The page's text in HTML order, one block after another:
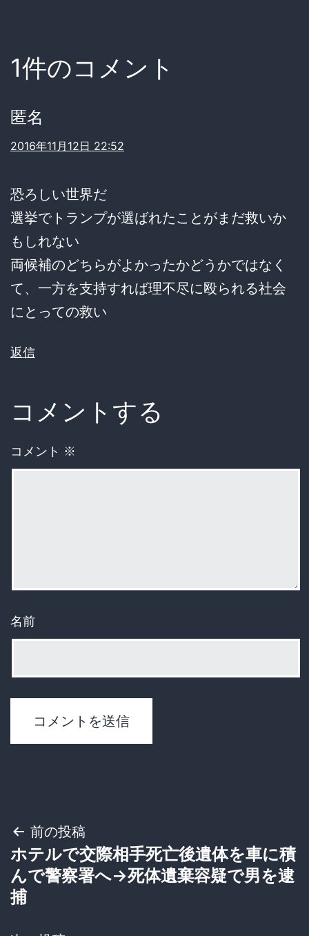
1件のコメント
匿名
2016年11月12日 22:52
恐ろしい世界だ
選挙でトランプが選ばれたことがまだ救いか
もしれない
両候補のどちらがよかったかどうかではなく
て、一方を支持すれば理不尽に殴られる社会
にとっての救い
返信
コメントする
コメント ※
名前
投
稿
ナ
前の投稿
ホテルで交際相手死亡後遺体を車に積
んで警察署へ→死体遺棄容疑で男を逮
捕